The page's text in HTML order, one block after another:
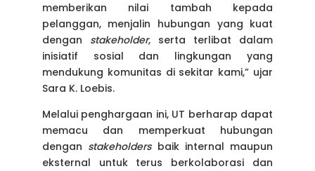
memberikan nilai tambah kepada
pelanggan, menjalin hubungan yang kuat
dengan stakeholder, serta terlibat dalam
inisiatif sosial dan lingkungan yang
mendukung komunitas di sekitar kami,” ujar
Sara K. Loebis.
Melalui penghargaan ini, UT berharap dapat
memacu dan memperkuat hubungan
dengan stakeholdersbaik internal maupun
eksternal untuk terus berkolaborasi dan